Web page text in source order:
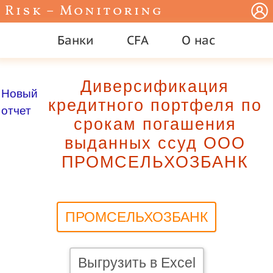
Risk – Monitoring
Банки CFA О нас
Новый
отчет
Диверсификация
кредитного портфеля по
срокам погашения
выданных ссуд ООО
ПРОМСЕЛЬХОЗБАНК
ПРОМСЕЛЬХОЗБАНК
Выгрузить в Excel